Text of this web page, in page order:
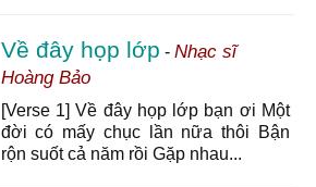
Về đây họp lớp - Nhạc sĩ
Hoàng Bảo
[Verse 1] Về đây họp lớp bạn ơi Một
đời có mấy chục lần nữa thôi Bận
rộn suốt cả năm rồi Gặp nhau...